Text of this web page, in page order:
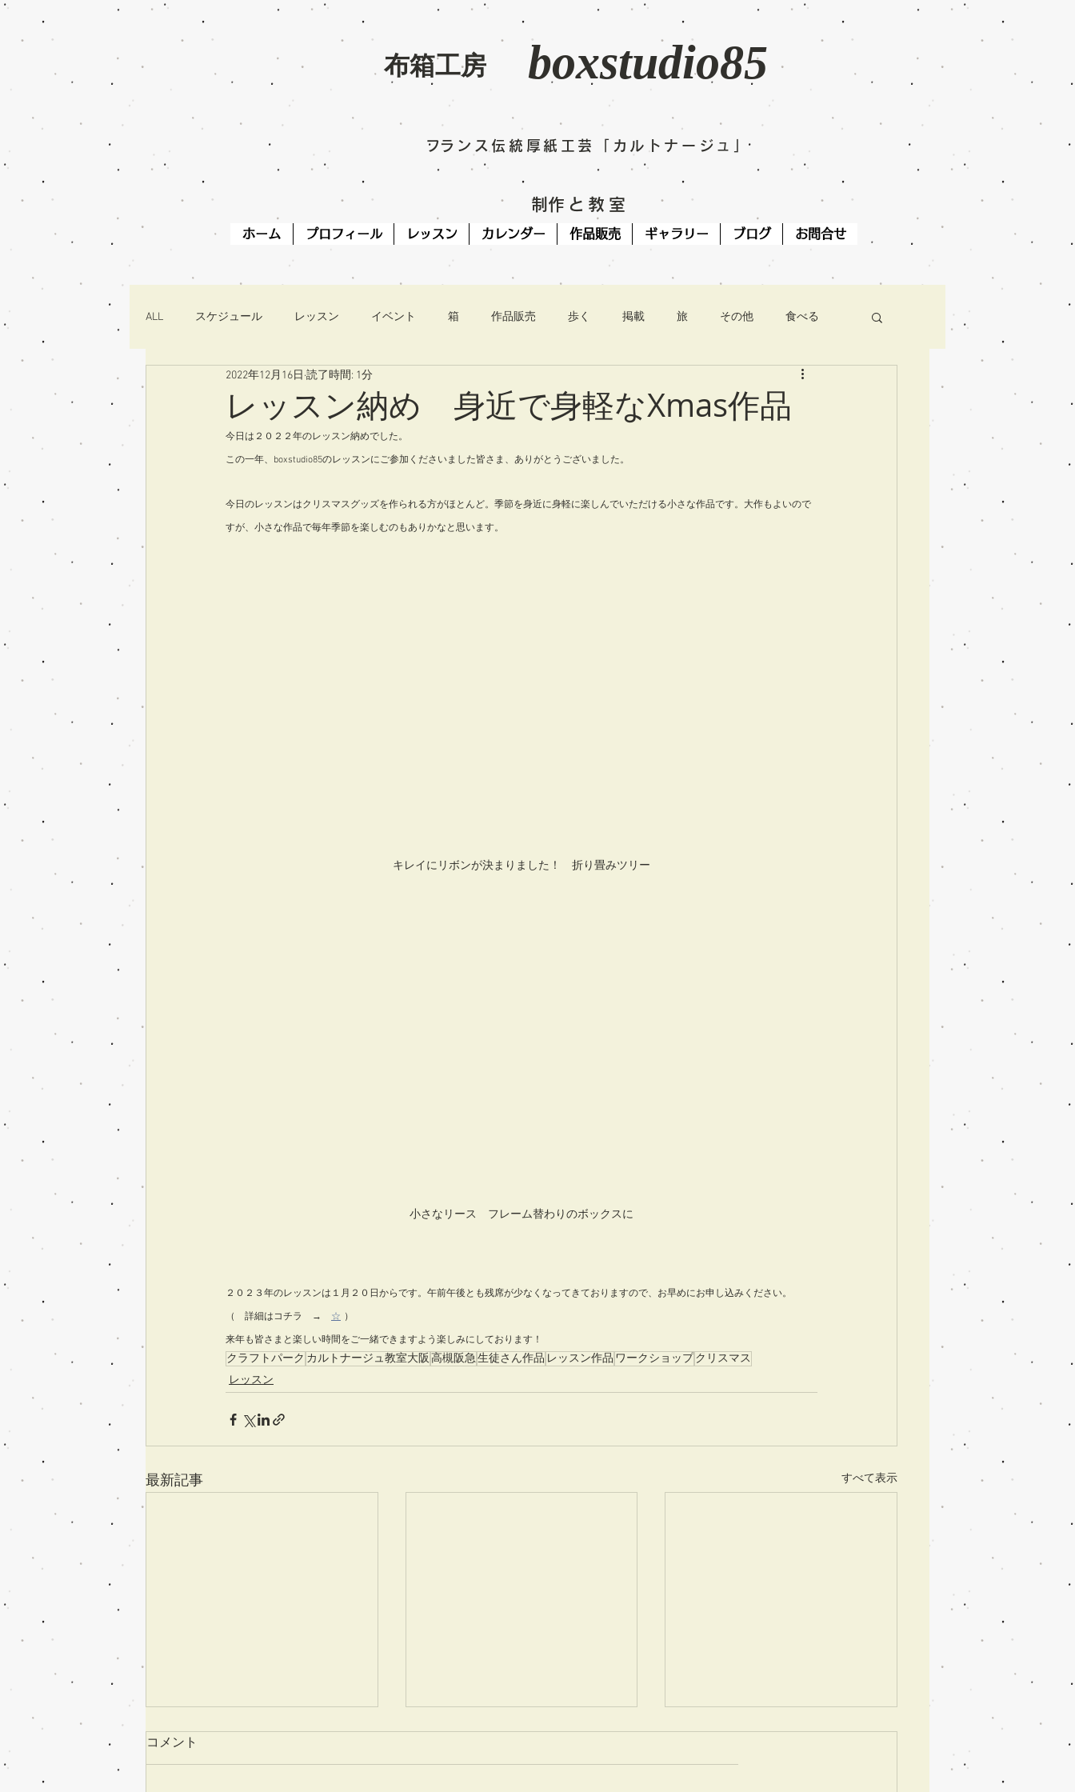
​布箱工房 boxstudio85
​フランス伝統厚紙工芸「カルトナージュ」
​制作と教室
ホーム プロフィール レッスン カレンダー 作品販売 ギャラリー ブログ お問合せ
ALL スケジュール レッスン イベント 箱 作品販売 歩く 掲載 旅 その他 食べる
レッスン納め 身近で身軽なXmas作品
2022年12月16日 読了時間: 1分
今日は２０２２年のレッスン納めでした。
この一年、boxstudio85のレッスンにご参加くださいました皆さま、ありがとうございました。
今日のレッスンはクリスマスグッズを作られる方がほとんど。季節を身近に身軽に楽しんでいただける小さな作品です。大作もよいので
すが、小さな作品で毎年季節を楽しむのもありかなと思います。
キレイにリボンが決まりました！　折り畳みツリー
小さなリース　フレーム替わりのボックスに
２０２３年のレッスンは１月２０日からです。午前午後とも残席が少なくなってきておりますので、お早めにお申し込みください。
（　詳細はコチラ　→ ☆ ）
来年も皆さまと楽しい時間をご一緒できますよう楽しみにしております！
クラフトパーク カルトナージュ教室大阪高槻阪急生徒さん作品 レッスン作品 ワークショップクリスマス
レッスン
最新記事 すべて表示
コメント